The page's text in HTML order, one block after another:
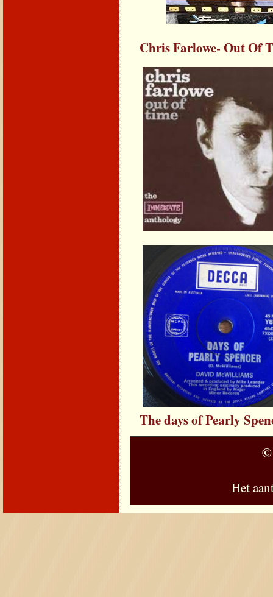
Chris Farlowe- Out Of
The days of Pearly
©
Het